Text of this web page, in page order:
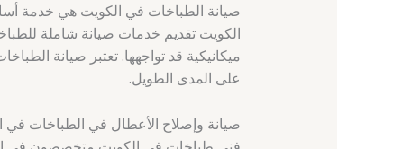
صيانة الطباخات في الكويت هي خدمة
الكويت تقديم خدمات صيانة شاملة
ميكانيكية قد تواجهها. تعتبر صيانة
على المدى الطويل.
صيانة وإصلاح الأعطال في الطباخات في